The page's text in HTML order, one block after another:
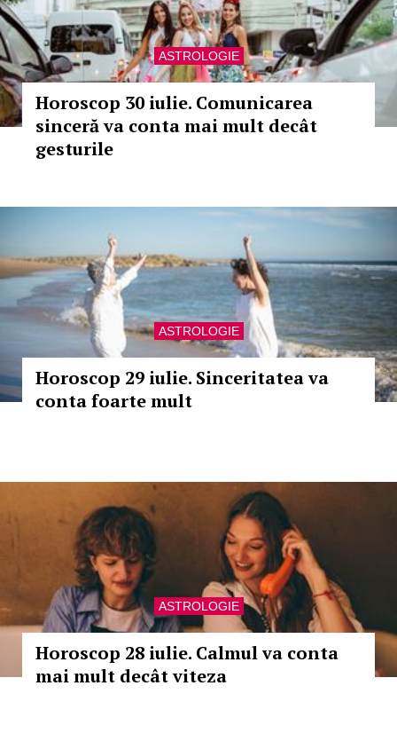
ASTROLOGIE
Horoscop 30 iulie. Comunicarea
sinceră va conta mai mult decât
gesturile
ASTROLOGIE
Horoscop 29 iulie. Sinceritatea va
conta foarte mult
ASTROLOGIE
Horoscop 28 iulie. Calmul va conta
mai mult decât viteza